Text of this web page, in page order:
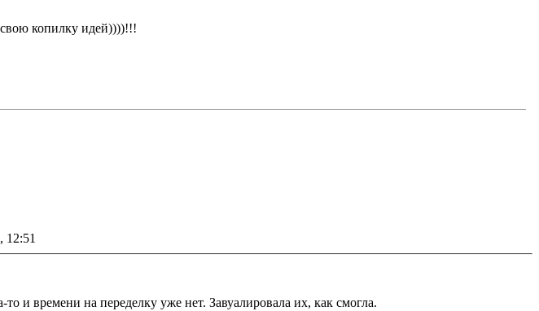
копилку идей))))!!!
12:51
и времени на переделку уже нет. Завуалировала их, как смогла.